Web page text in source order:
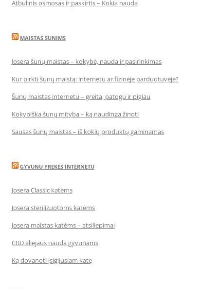
Atbulinis osmosas ir paskirtis – Kokia nauda
MAISTAS SUNIMS
Josera šunų maistas – kokybė, nauda ir pasirinkimas
Kur pirkti šunų maistą: internetu ar fizinėje parduotuvėje?
Šunų maistas internetu – greita, patogu ir pigiau
Kokybiška šunų mityba – ką naudinga žinoti
Sausas šunų maistas – iš kokių produktų gaminamas
GYVUNU PREKES INTERNETU
Josera Classic katėms
Josera sterilizuotoms katėms
Josera maistas katėms – atsiliepimai
CBD aliejaus nauda gyvūnams
Ką dovanoti įsigijusiam katę